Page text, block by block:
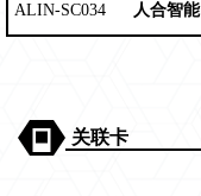
ALIN-SC034
人合智能
关联卡